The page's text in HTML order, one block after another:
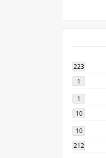
223
1
1
10
10
212